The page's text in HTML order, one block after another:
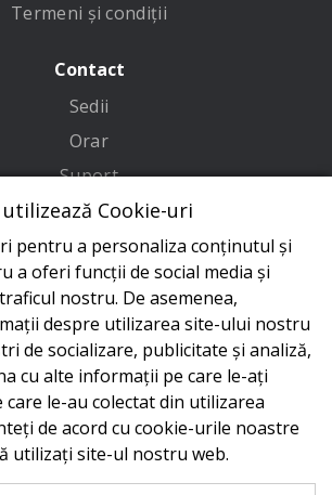
Termeni și condiții
Contact
Sedii
Orar
Suport
Adresa
te cu noi
Cookie-uri
pentru a personaliza conținutul și
a oferi funcții de social media și
nostru. De asemenea,
despre utilizarea site-ului nostru
de socializare, publicitate și analiză,
cu alte informații pe care le-ați
le-au colectat din utilizarea
de acord cu cookie-urile noastre
utilizați site-ul nostru web.